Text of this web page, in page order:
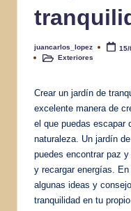
Publicado
por
juancarlos_lopez 15/
PublicadoExteriores
Crear un jardín de
excelente manera de
el que puedas escapar
naturaleza. Un jardín
puedes encontrar paz
y recargar energías.
algunas ideas y
tranquilidad en tu propio